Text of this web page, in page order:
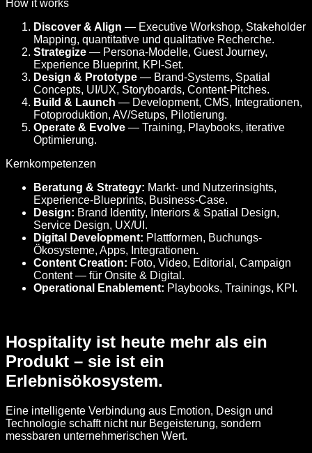
How it works
Discover & Align — Executive Workshop, Stakeholder
Mapping, quantitative und qualitative Recherche.
Strategize — Persona-Modelle, Guest Journey,
Experience Blueprint, KPI-Set.
Design & Prototype — Brand-Systems, Spatial
Concepts, UI/UX, Storyboards, Content-Pitches.
Build & Launch — Development, CMS, Integrationen,
Fotoproduktion, AV/Setups, Pilotierung.
Operate & Evolve — Training, Playbooks, iterative
Optimierung.
Kernkompetenzen
Beratung & Strategy: Markt- und Nutzerinsights,
Experience-Blueprints, Business-Case.
Design: Brand Identity, Interiors & Spatial Design,
Service Design, UX/UI.
Digital Development: Plattformen, Buchungs-
Ökosysteme, Apps, Integrationen.
Content Creation: Foto, Video, Editorial, Campaign
Content — für Onsite & Digital.
Operational Enablement: Playbooks, Trainings, KPI.
Hospitality ist heute mehr als ein
Produkt – sie ist ein
Erlebnisökosystem.
Eine intelligente Verbindung aus Emotion, Design und
Technologie schafft nicht nur Begeisterung, sondern
messbaren unternehmerischen Wert.